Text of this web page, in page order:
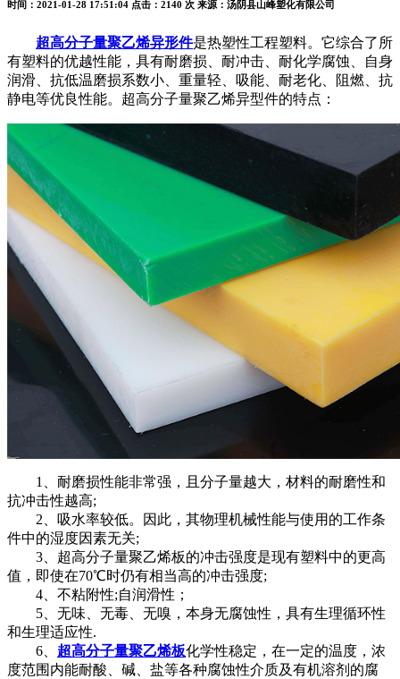
时间：2021-01-28 17:51:04 点击：2140 次 来源：汤阴县山峰塑化有限公司
超高分子量聚乙烯异形件是热塑性工程塑料。它综合了所
有塑料的优越性能，具有耐磨损、耐冲击、耐化学腐蚀、自身
润滑、抗低温磨损系数小、重量轻、吸能、耐老化、阻燃、抗
静电等优良性能。超高分子量聚乙烯异型件的特点：
1、耐磨损性能非常强，且分子量越大，材料的耐磨性和
抗冲击性越高;
2、吸水率较低。因此，其物理机械性能与使用的工作条
件中的湿度因素无关;
3、超高分子量聚乙烯板的冲击强度是现有塑料中的更高
值，即使在70℃时仍有相当高的冲击强度;
4、不粘附性;自润滑性；
5、无味、无毒、无嗅，本身无腐蚀性，具有生理循环性
和生理适应性.
6、 超高分子量聚乙烯板化学性稳定，在一定的温度，浓
度范围内能耐酸、碱、盐等各种腐蚀性介质及有机溶剂的腐